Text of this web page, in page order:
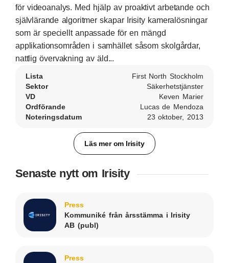
för videoanalys. Med hjälp av proaktivt arbetande och
självlärande algoritmer skapar Irisity kameralösningar
som är speciellt anpassade för en mängd
applikationsområden i samhället såsom skolgårdar,
nattlig övervakning av äld...
Lista
First North Stockholm
Sektor
Säkerhetstjänster
VD
Keven Marier
Ordförande
Lucas de Mendoza
Noteringsdatum
23 oktober, 2013
Läs mer om Irisity
Senaste nytt om Irisity
Press
Kommuniké från årsstämma i Irisity
AB (publ)
Press